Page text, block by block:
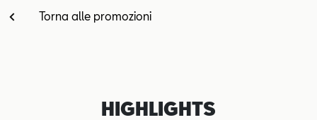
Torna alle promozioni
HIGHLIGHTS